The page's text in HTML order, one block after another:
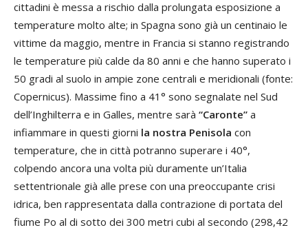
cittadini è messa a rischio dalla prolungata esposizione a
temperature molto alte; in Spagna sono già un centinaio le
vittime da maggio, mentre in Francia si stanno registrando
le temperature più calde da 80 anni e che hanno superato i
50 gradi al suolo in ampie zone centrali e meridionali (fonte:
Copernicus). Massime fino a 41° sono segnalate nel Sud
dell’Inghilterra e in Galles, mentre sarà “Caronte” a
infiammare in questi giorni la nostra Penisola con
temperature, che in città potranno superare i 40°,
colpendo ancora una volta più duramente un’Italia
settentrionale già alle prese con una preoccupante crisi
idrica, ben rappresentata dalla contrazione di portata del
fiume Po al di sotto dei 300 metri cubi al secondo (298,42